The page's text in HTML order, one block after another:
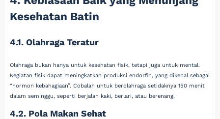
Kesehatan Batin
4.1. Olahraga Teratur
Olahraga bukan hanya untuk kesehatan fisik, tetapi juga untuk mental.
Kegiatan fisik dapat meningkatkan produksi endorfin, yang dikenal sebagai
“hormon kebahagiaan”. Cobalah untuk berolahraga setidaknya 150 menit
dalam seminggu, seperti berjalan kaki, berlari, atau berenang.
4.2. Pola Makan Sehat